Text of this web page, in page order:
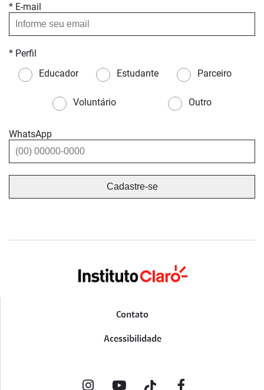
* E-mail
* Perfil
Educador
Estudante Parceiro
Voluntário Outro
WhatsApp
Contato
Acessibilidade